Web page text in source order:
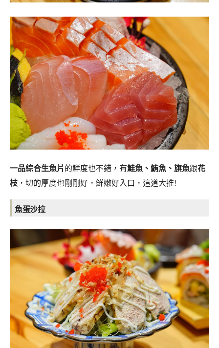
一品綜合生魚片 的鮮度也不錯，有鮭魚、鮪魚、旗魚跟花
枝 ，切的厚度也剛剛好，鮮嫩好入口，這道大推!
魚蛋沙拉